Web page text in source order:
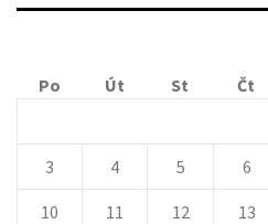
Po
Út St Čt
3 4 5 6
10 11 12 13